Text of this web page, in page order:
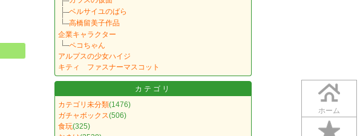
ホーム
ベルサイユのばら
高橋留美子作品
企業キャラクター
ペコちゃん
アルプスの少女ハイジ
キティ ファスナーマスコット
カテゴリ
カテゴリ未分類(1476)
ガチャボックス(506)
食玩(325)